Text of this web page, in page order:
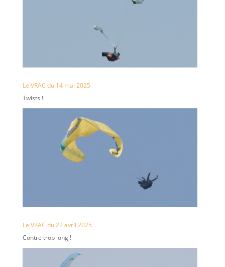
Le VRAC du 14 mai 2025
Twists !
Le VRAC du 22 avril 2025
Contre trop long !